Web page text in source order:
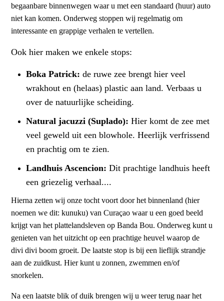
begaanbare binnenwegen waar u met een standaard (huur) auto
niet kan komen. Onderweg stoppen wij regelmatig om
interessante en grappige verhalen te vertellen.
Ook hier maken we enkele stops:
Boka Patrick: de ruwe zee brengt hier veel
wrakhout en (helaas) plastic aan land. Verbaas u
over de natuurlijke scheiding.
Natural jacuzzi (Suplado): Hier komt de zee met
veel geweld uit een blowhole. Heerlijk verfrissend
en prachtig om te zien.
Landhuis Ascencion: Dit prachtige landhuis heeft
een griezelig verhaal....
Hierna zetten wij onze tocht voort door het binnenland (hier
noemen we dit: kunuku) van Curaçao waar u een goed beeld
krijgt van het plattelandsleven op Banda Bou. Onderweg kunt u
genieten van het uitzicht op een prachtige heuvel waarop de
divi divi boom groeit. De laatste stop is bij een lieflijk strandje
aan de zuidkust. Hier kunt u zonnen, zwemmen en/of
snorkelen.
Na een laatste blik of duik brengen wij u weer terug naar het